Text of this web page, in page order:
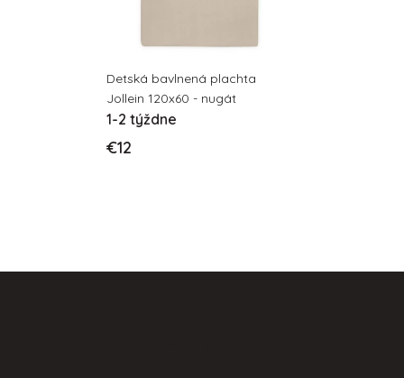
Detská bavlnená plachta
Jollein 120x60 - nugát
1-2 týždne
€12